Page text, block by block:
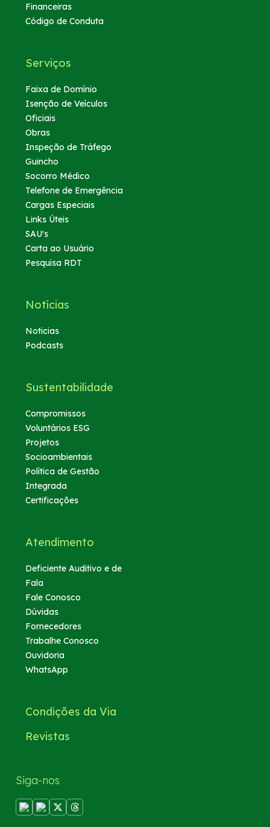
Financeiras
Código de Conduta
Serviços
Faixa de Domínio
Isenção de Veículos
Oficiais
Obras
Inspeção de Tráfego
Guincho
Socorro Médico
Telefone de Emergência
Cargas Especiais
Links Úteis
SAU's
Carta ao Usuário
Pesquisa RDT
Notícias
Noticias
Podcasts
Sustentabilidade
Compromissos
Voluntários ESG
Projetos
Socioambientais
Política de Gestão
Integrada
Certificações
Atendimento
Deficiente Auditivo e de
Fala
Fale Conosco
Dúvidas
Fornecedores
Trabalhe Conosco
Ouvidoria
WhatsApp
Condições da Via
Revistas
Siga-nos